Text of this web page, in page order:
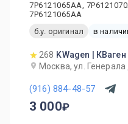
7P6121065AA,
7P6121065AA
б.у. оригинал
в
268 KWagen | КВаген
Москва, ул.
(916) 884-48-57
3 000